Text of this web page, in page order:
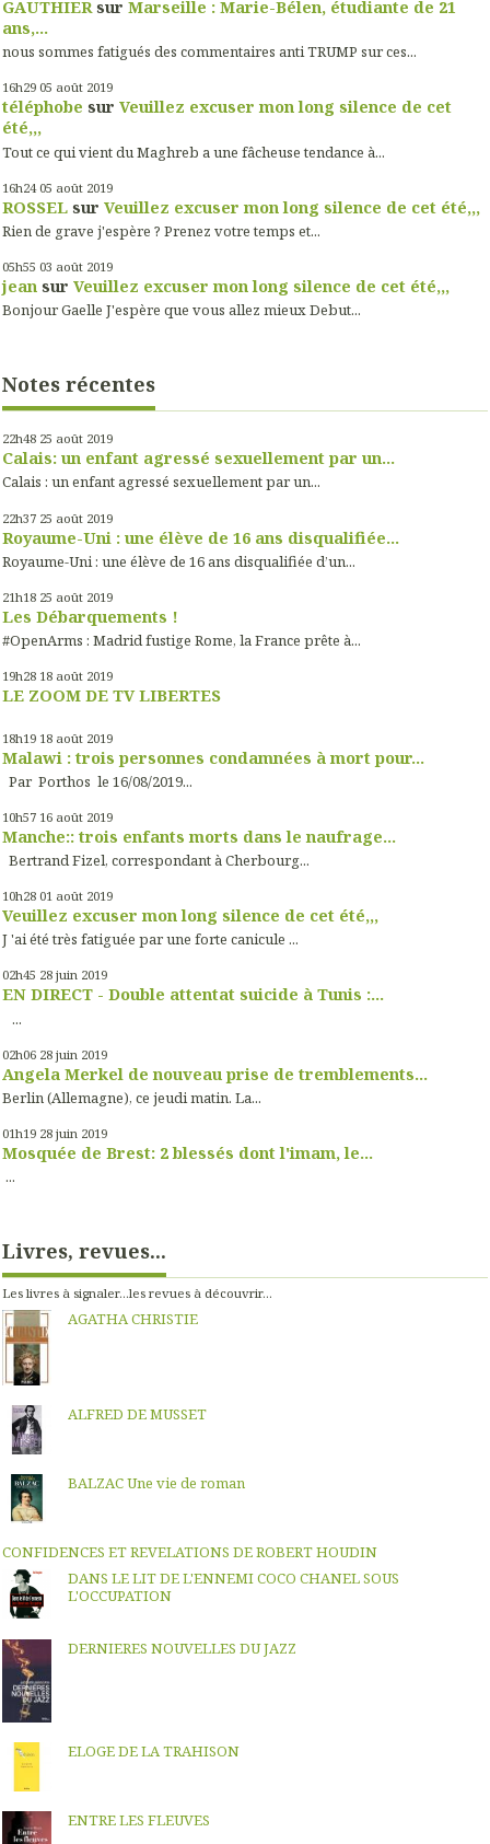
GAUTHIERsur Marseille : Marie-Bélen, étudiante de 21
ans,...
nous sommes fatigués des commentaires anti TRUMP sur ces...
16h29 05 août 2019
téléphobe sur Veuillez excuser mon long silence de cet
été,,,
Tout ce qui vient du Maghreb a une fâcheuse tendance à...
16h24 05 août 2019
ROSSEL sur Veuillez excuser mon long silence de cet été,,,
Rien de grave j'espère ? Prenez votre temps et...
05h55 03 août 2019
jean sur Veuillez excuser mon long silence de cet été,,,
Bonjour Gaelle J'espère que vous allez mieux Debut...
Notes récentes
22h48 25 août 2019
Calais: un enfant agressé sexuellement par un...
Calais : un enfant agressé sexuellement par un...
22h37 25 août 2019
Royaume-Uni : une élève de 16 ans disqualifiée...
Royaume-Uni : une élève de 16 ans disqualifiée d’un...
21h18 25 août 2019
Les Débarquements !
#OpenArms : Madrid fustige Rome, la France prête à...
19h28 18 août 2019
LE ZOOM DE TV LIBERTES
18h19 18 août 2019
Malawi : trois personnes condamnées à mort pour...
Par Porthos le 16/08/2019...
10h57 16 août 2019
Manche:: trois enfants morts dans le naufrage...
Bertrand Fizel, correspondant à Cherbourg...
10h28 01 août 2019
Veuillez excuser mon long silence de cet été,,,
J 'ai été très fatiguée par une forte canicule ...
02h45 28 juin 2019
EN DIRECT - Double attentat suicide à Tunis :...
...
02h06 28 juin 2019
Angela Merkel de nouveau prise de tremblements...
Berlin (Allemagne), ce jeudi matin. La...
01h19 28 juin 2019
Mosquée de Brest: 2 blessés dont l'imam, le...
...
Livres, revues...
Les livres à signaler...les revues à découvrir...
AGATHA CHRISTIE
ALFRED DE MUSSET
BALZAC Une vie de roman
CONFIDENCES ET REVELATIONS DE ROBERT HOUDIN
DANS LE LIT DE L'ENNEMI COCO CHANEL SOUS
L'OCCUPATION
DERNIERES NOUVELLES DU JAZZ
ELOGE DE LA TRAHISON
ENTRE LES FLEUVES